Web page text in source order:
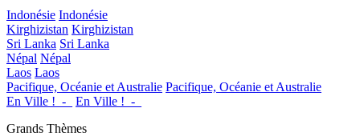
Indonésie Indonésie
Kirghizistan Kirghizistan
Sri Lanka Sri Lanka
Népal Népal
Laos Laos
Pacifique, Océanie et Australie Pacifique, Océanie et Australie
En Ville !_-_
En Ville !_-_
Grands Thèmes